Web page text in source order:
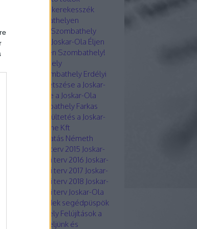
Elektromos kerekesszék
Szombathelyen
Joskar-Ola Szombathely
Joskar-Ola Éljen
Éljen Szombathely!
Zrt Szombathely
Tanács Szombathely Erdélyi
Fák metszése a Joskar-
Fák ültetése a Joskar-Ola
Falco Zrt Szombathely Farkas
örök
Faültetés a Joskar-
Féhe Kft
Közfoglalkoztatás Németh
Fejlesztési terv 2015 Joskar-
Fejlesztési terv 2016 Joskar-
Fejlesztési terv 2017 Joskar-
Fejlesztési terv 2018 Joskar-
Fejlesztési terv Joskar-Ola
Benedek segédpüspök
Szombathely Felújítások a
Figyeljünk és